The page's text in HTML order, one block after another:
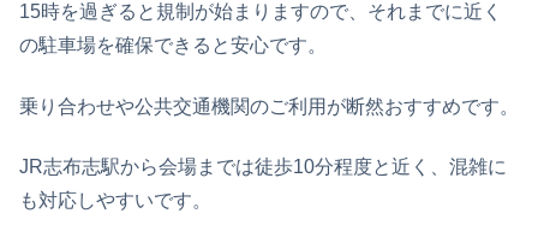
15時を過ぎると規制が始まりますので、それまでに近く
の駐車場を確保できると安心です。
乗り合わせや公共交通機関のご利用が断然おすすめです。
JR志布志駅から会場までは徒歩10分程度と近く、混雑に
も対応しやすいです。